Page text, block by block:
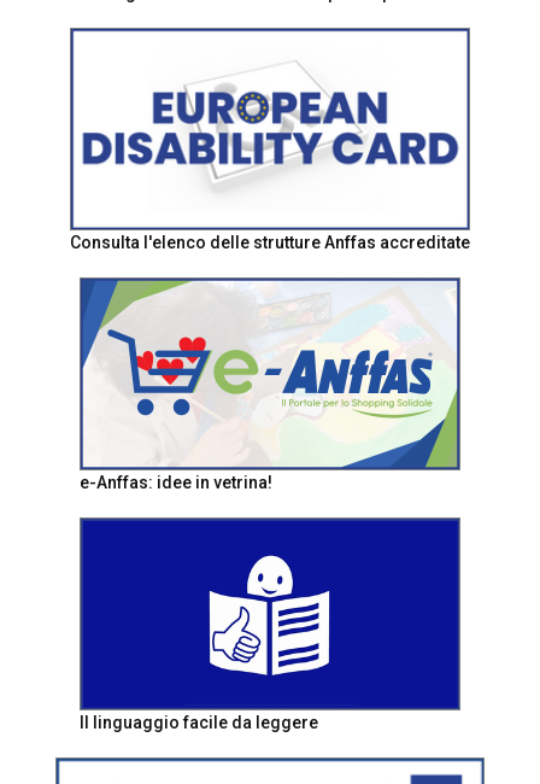
Consulta l'elenco delle strutture Anffas accreditate
e-Anffas: idee in vetrina!
Il linguaggio facile da leggere